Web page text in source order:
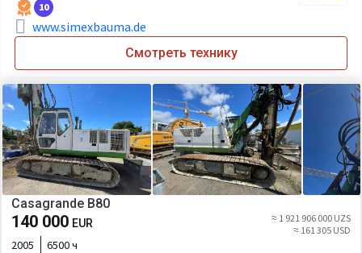
10
www.simexbauma.de
Смотреть технику
Casagrande B80
140 000 EUR
≈ 1 921 906 000 UZS
≈ 161 305 USD
2005
6500 ч